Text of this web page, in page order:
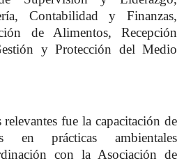
Contabilidad y Finanzas,
de Alimentos, Recepción
y Protección del Medio
fue la capacitación de
en prácticas ambientales
con la Asociación de